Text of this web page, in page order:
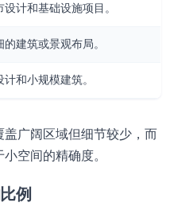
计和基础设施项目。
建筑或景观布局。
和小规模建筑。
盖广阔区域但细节较少，而
空间的精确度。
例